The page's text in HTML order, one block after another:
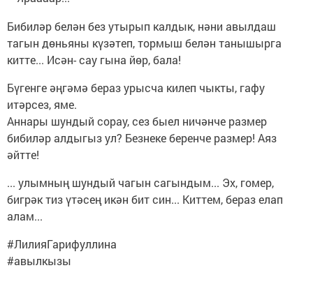
Бибиләр белән без утырып калдык, нәни авылдаш
тагын дөньяны күзәтеп, тормыш белән танышырга
китте... Исән- сау гына йөр, бала!
Бүгенге әңгәмә бераз урысча килеп чыкты, гафу
итәрсез, яме.
Аннары шундый сорау, сез быел ничәнче размер
бибиләр алдыгыз ул? Безнеке беренче размер! Аяз
әйтте!
... улымның шундый чагын сагындым... Эх, гомер,
бигрәк тиз үтәсең икән бит син... Киттем, бераз елап
алам...
#ЛилияГарифуллина
#авылкызы